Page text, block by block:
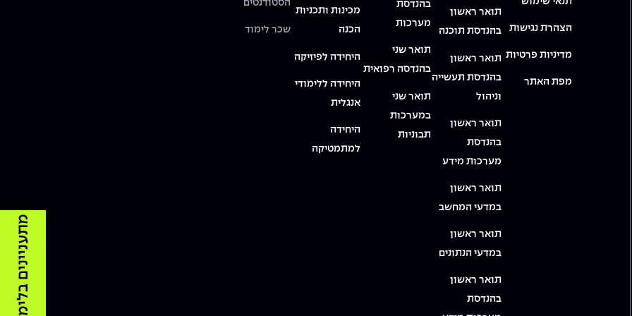
הצהרת נגישות
מדיניות פרטיות
מפת האתר
תואר ראשון
בהנדסת תוכנה
תואר ראשון
בהנדסת תעשייה
וניהול
תואר ראשון
בהנדסת
מערכות מידע
תואר ראשון
במדעי המחשב
תואר ראשון
במדעי הנתונים
תואר ראשון
בהנדסת
בהנדסת
מערכות
תואר שני
בהנדסה רפואית
תואר שני
במערכות
תבוניות
מכינות ותכניות
הכנה
היחידה לפיזיקה
היחידה ללימודי
אנגלית
היחידה
למתמטיקה
הסטודנטים
שכר לימוד
מתעניינים בלימודים?